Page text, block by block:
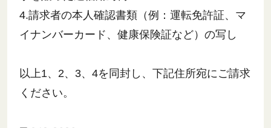
4.請求者の本人確認書類（例：運転免許証、マ
イナンバーカード、健康保険証など）の写し
以上1、2、3、4を同封し、下記住所宛にご請求
ください。